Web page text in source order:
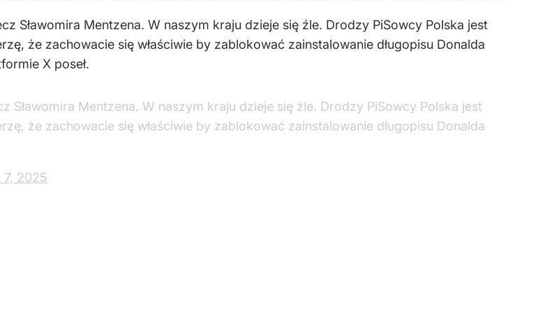
Sławomira Mentzena. W naszym kraju dzieje się źle. Drodzy PiSowcy Polska jest
że zachowacie się właściwie by zablokować zainstalowanie długopisu Donalda
X poseł.
Sławomira Mentzena. W naszym kraju dzieje się źle. Drodzy PiSowcy Polska jest
że zachowacie się właściwie by zablokować zainstalowanie długopisu Donalda
7, 2025